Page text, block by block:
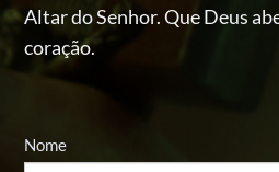
Altar do Senhor.Que Deus
coração.
Nome